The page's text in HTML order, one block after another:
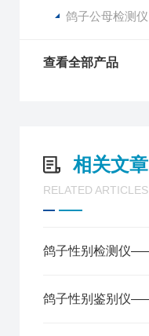
鸽子公母检测仪
查看全部产品
相关文章
RELATED ARTICLES